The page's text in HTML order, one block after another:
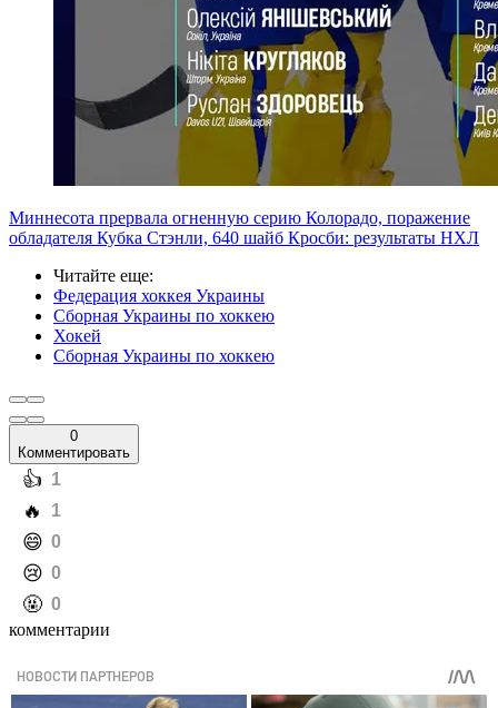
Миннесота прервала огненную серию Колорадо, поражение
обладателя Кубка Стэнли, 640 шайб Кросби: результаты НХЛ
Читайте еще:
Федерация хоккея Украины
Сборная Украины по хоккею
Хокей
Сборная Украины по хоккею
0
Комментировать
️👍 1
️🔥 1
️😄 0
️😢 0
️🤬 0
комментарии